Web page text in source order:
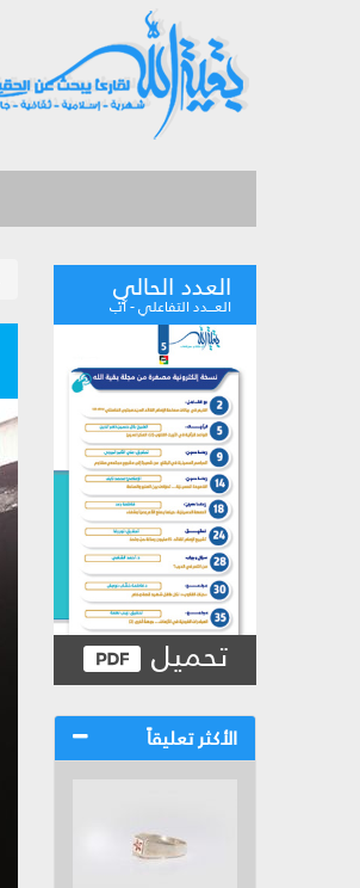
العدد الحالي
العـــدد التفاعلي - آب
تحميل
الأكثر تعليقاً